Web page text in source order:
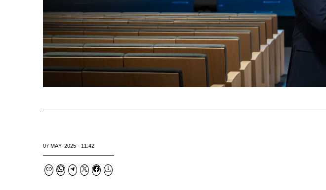
07 MAY. 2025 - 11:42